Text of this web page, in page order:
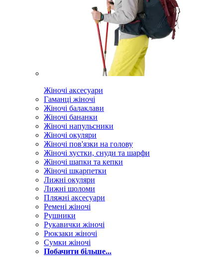
Жіночі аксесуари
Гаманці жіночі
Жіночі балаклави
Жіночі бананки
Жіночі напульсники
Жіночі окуляри
Жіночі пов'язки на голову
Жіночі хустки, снуди та шарфи
Жіночі шапки та кепки
Жіночі шкарпетки
Лижні окуляри
Лижні шоломи
Пляжні аксесуари
Ремені жіночі
Рушники
Рукавички жіночі
Рюкзаки жіночі
Сумки жіночі
Побачити більше...